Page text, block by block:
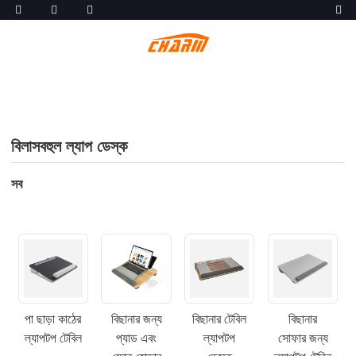
বিলাসবহুল ল্যাপ ডেস্ক
সব
পা ছাড়া কাঠের
ল্যাপটপ টেবিল
বিছানার জন্য
প্যাড এবং
বিছানার টেবিল
ল্যাপটপ
বিছানার
সোফার জন্য